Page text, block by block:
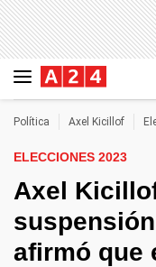
Política Axel Kicillof
ELECCIONES 2023
Axel
afirmó que